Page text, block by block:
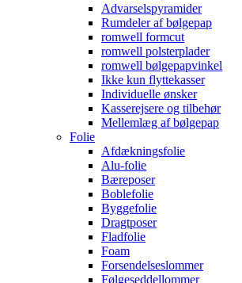
Advarselspyramider
Rumdeler af bølgepap
romwell formcut
romwell polsterplader
romwell bølgepapvinkel
Ikke kun flyttekasser
Individuelle ønsker
Kasserejsere og tilbehør
Mellemlæg af bølgepap
Folie
Afdækningsfolie
Alu-folie
Bæreposer
Boblefolie
Byggefolie
Dragtposer
Fladfolie
Foam
Forsendelseslommer
Følgeseddellommer